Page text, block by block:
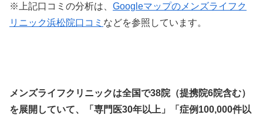
※上記口コミの分析は、 Googleマップのメンズライフク
リニック浜松院口コミ などを参照しています。
メンズライフクリニックは全国で38院（提携院6院含む）
を展開していて、「専門医30年以上」「症例100,000件以